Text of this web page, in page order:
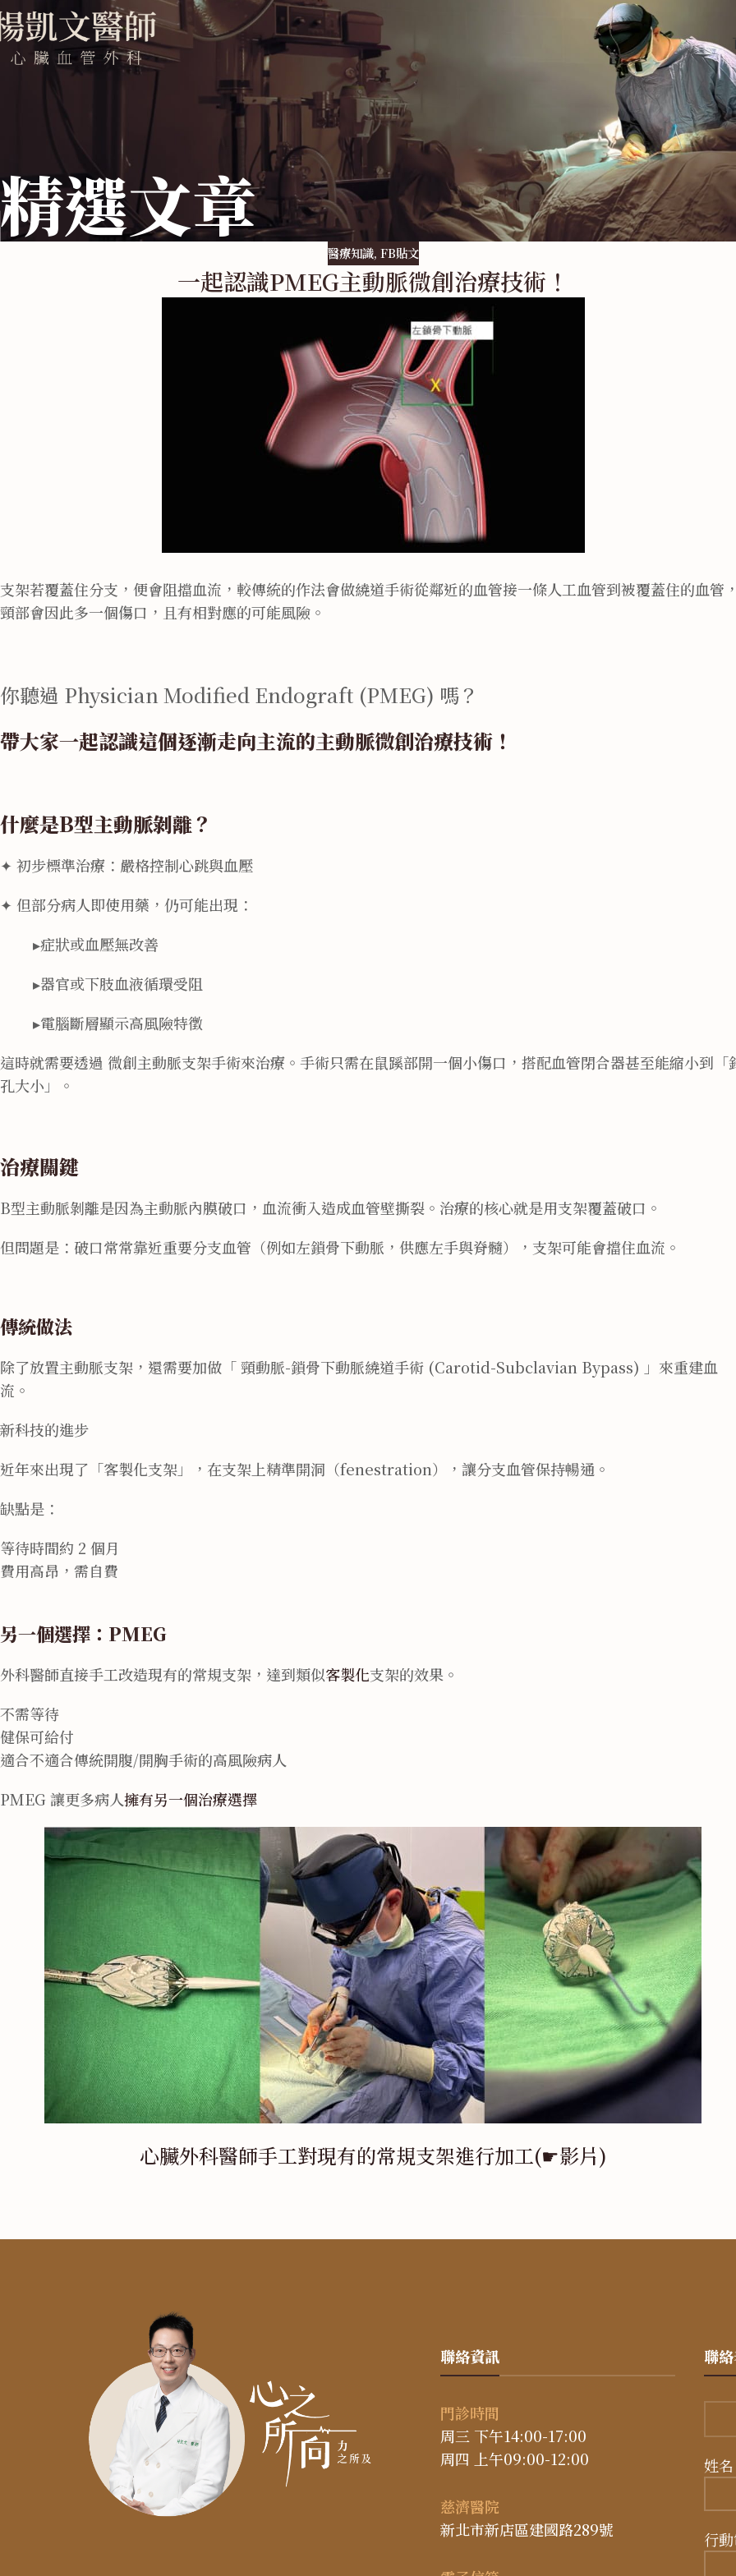
精選文章
醫療知識, FB貼文
一起認識PMEG主動脈微創治療技術！
支架若覆蓋住分支，便會阻擋血流，較傳統的作法會做繞道手術從鄰近的血管接一條人工血管到被覆蓋住的血管
頸部會因此多一個傷口，且有相對應的可能風險。
你聽過 Physician Modified Endograft (PMEG) 嗎？
帶大家一起認識這個逐漸走向主流的主動脈微創治療技術！
什麼是B型主動脈剝離？
✦ 初步標準治療：嚴格控制心跳與血壓
✦ 但部分病人即使用藥，仍可能出現：
▸症狀或血壓無改善
▸器官或下肢血液循環受阻
▸電腦斷層顯示高風險特徵
這時就需要透過 微創主動脈支架手術來治療。手術只需在鼠蹊部開一個小傷口，搭配血管閉合器甚至能縮小到「
孔大小」。
治療關鍵
B型主動脈剝離是因為主動脈內膜破口，血流衝入造成血管壁撕裂。治療的核心就是用支架覆蓋破口。
但問題是：破口常常靠近重要分支血管（例如左鎖骨下動脈，供應左手與脊髓），支架可能會擋住血流。
傳統做法
除了放置主動脈支架，還需要加做「 頸動脈-鎖骨下動脈繞道手術 (Carotid-Subclavian Bypass) 」來重建血
流。
新科技的進步
近年來出現了「客製化支架」，在支架上精準開洞（fenestration），讓分支血管保持暢通。
缺點是：
等待時間約 2 個月
費用高昂，需自費
另一個選擇：PMEG
外科醫師直接手工改造現有的常規支架，達到類似客製化支架的效果。
不需等待
健保可給付
適合不適合傳統開腹/開胸手術的高風險病人
PMEG 讓更多病人擁有另一個治療選擇
心臟外科醫師手工對現有的常規支架進行加工(☛影片)
聯絡資訊
門診時間
周三 下午14:00-17:00
周四 上午09:00-12:00
慈濟醫院
新北市新店區建國路289號
聯
姓名
行